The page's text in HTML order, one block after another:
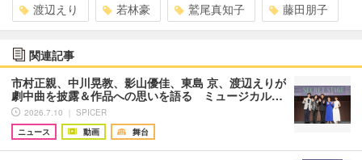
渡辺えり 若林豪 鷲尾真知子 藤田朋子
関連記事
市村正親、中川晃教、影山優佳、東島 京、渡辺えりが
劇中曲を披露＆作品への思いを語る ミュージカル…
2026.7.10 ｜ SPICER
ニュース
動画 舞台